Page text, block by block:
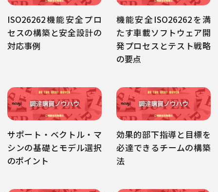
ISO26262機能安全プロ
セスの構築と安全設計の
対応事例
機能安全ISO26262を満
たす車載ソフトウェア開
発プロセスとテスト戦略
の要点
サポート・ベクトル・マ
シンの基礎とモデル選択
のポイント
効果的部下指導と目標を
必達できるチームの構築
法